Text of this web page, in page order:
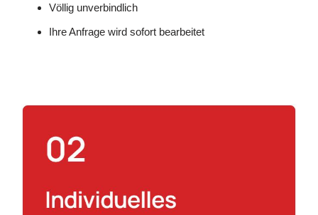
Völlig unverbindlich
Ihre Anfrage wird sofort bearbeitet